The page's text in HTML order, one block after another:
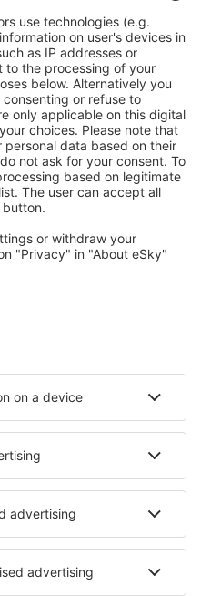
appy planifica
tus viajes